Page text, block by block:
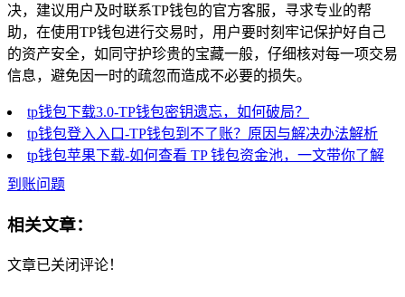
决，建议用户及时联系TP钱包的官方客服，寻求专业的帮
助，在使用TP钱包进行交易时，用户要时刻牢记保护好自己
的资产安全，如同守护珍贵的宝藏一般，仔细核对每一项交易
信息，避免因一时的疏忽而造成不必要的损失。
tp钱包下载3.0-TP钱包密钥遗忘，如何破局？
tp钱包登入入口-TP钱包到不了账？原因与解决办法解析
tp钱包苹果下载-如何查看 TP 钱包资金池，一文带你了解
到账问题
相关文章：
文章已关闭评论！